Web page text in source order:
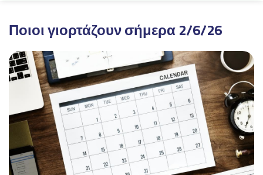
Ποιοι γιορτάζουν σήμερα 2/6/26